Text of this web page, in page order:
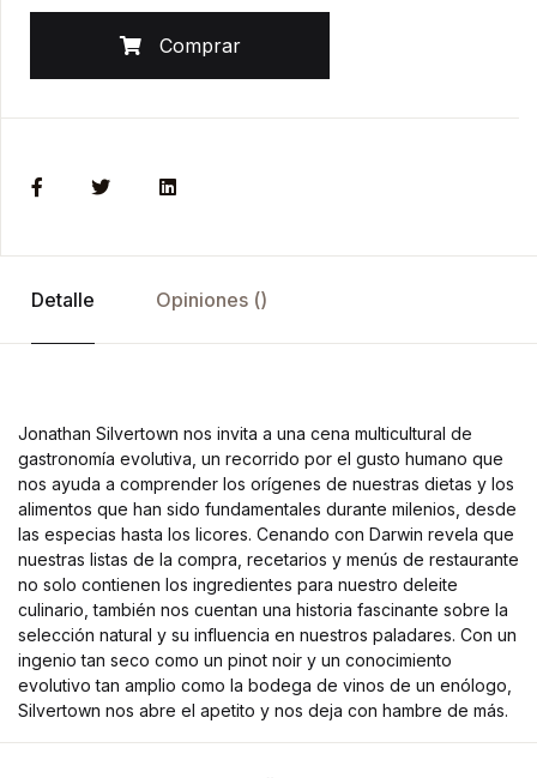
Comprar
Detalle Opiniones ()
Jonathan Silvertown nos invita a una cena multicultural de
gastronomía evolutiva, un recorrido por el gusto humano que
nos ayuda a comprender los orígenes de nuestras dietas y los
alimentos que han sido fundamentales durante milenios, desde
las especias hasta los licores. Cenando con Darwin revela que
nuestras listas de la compra, recetarios y menús de restaurante
no solo contienen los ingredientes para nuestro deleite
culinario, también nos cuentan una historia fascinante sobre la
selección natural y su influencia en nuestros paladares. Con un
ingenio tan seco como un pinot noir y un conocimiento
evolutivo tan amplio como la bodega de vinos de un enólogo,
Silvertown nos abre el apetito y nos deja con hambre de más.